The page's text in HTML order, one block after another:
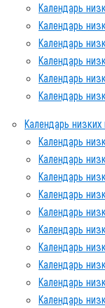
Календарь
Календарь
Календарь
Календарь
Календарь
Календарь
Календарь
Календарь
Календарь
Календарь
Календарь
Календарь
Календарь
Календарь
Календарь
Календарь
Календарь